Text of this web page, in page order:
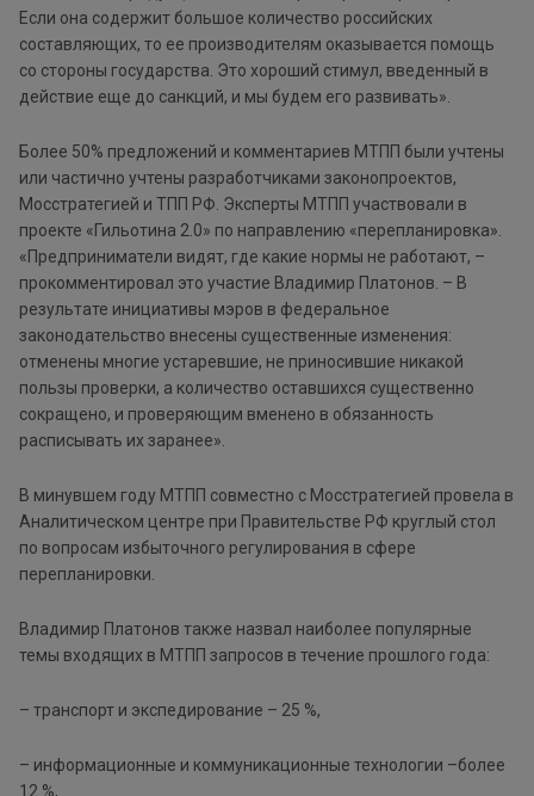
Если она содержит большое количество российских
составляющих, то ее производителям оказывается помощь
со стороны государства. Это хороший стимул, введенный в
действие еще до санкций, и мы будем его развивать».
Более 50% предложений и комментариев МТПП были учтены
или частично учтены разработчиками законопроектов,
Мосстратегией и ТПП РФ. Эксперты МТПП участвовали в
проекте «Гильотина 2.0» по направлению «перепланировка».
«Предприниматели видят, где какие нормы не работают, –
прокомментировал это участие Владимир Платонов. – В
результате инициативы мэров в федеральное
законодательство внесены существенные изменения:
отменены многие устаревшие, не приносившие никакой
пользы проверки, а количество оставшихся существенно
сокращено, и проверяющим вменено в обязанность
расписывать их заранее».
В минувшем году МТПП совместно с Мосстратегией провела в
Аналитическом центре при Правительстве РФ круглый стол
по вопросам избыточного регулирования в сфере
перепланировки.
Владимир Платонов также назвал наиболее популярные
темы входящих в МТПП запросов в течение прошлого года:
– транспорт и экспедирование – 25 %,
– информационные и коммуникационные технологии –более
12 %,